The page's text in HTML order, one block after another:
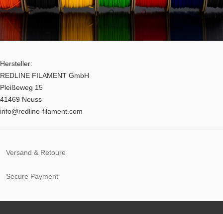
Hersteller:
REDLINE FILAMENT GmbH
Pleißeweg 15
41469 Neuss
info@redline-filament.com
Versand & Retoure
Secure Payment